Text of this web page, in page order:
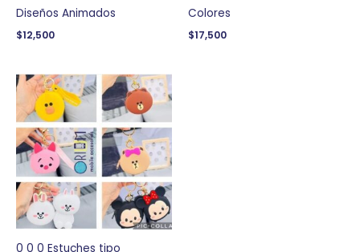
Diseños Animados
$12,500
Colores
$17,500
0 0 0 Estuches tipo